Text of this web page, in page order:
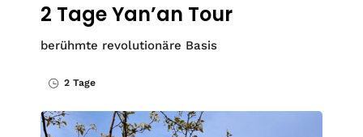
2 Tage Yan’an Tour
berühmte revolutionäre Basis
2 Tage